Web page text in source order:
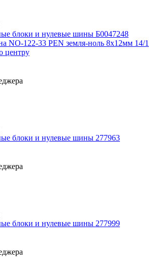
NO-122-33 PEN земля-ноль 8х12мм 14/1
центру